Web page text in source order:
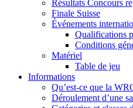
Résultats Concours
Finale Suisse
Événements
Qualifications
Conditions
Matériel
Table de jeu
Informations
Qu’est-ce que la
Déroulement d’une